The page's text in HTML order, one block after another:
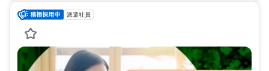
派遣社員